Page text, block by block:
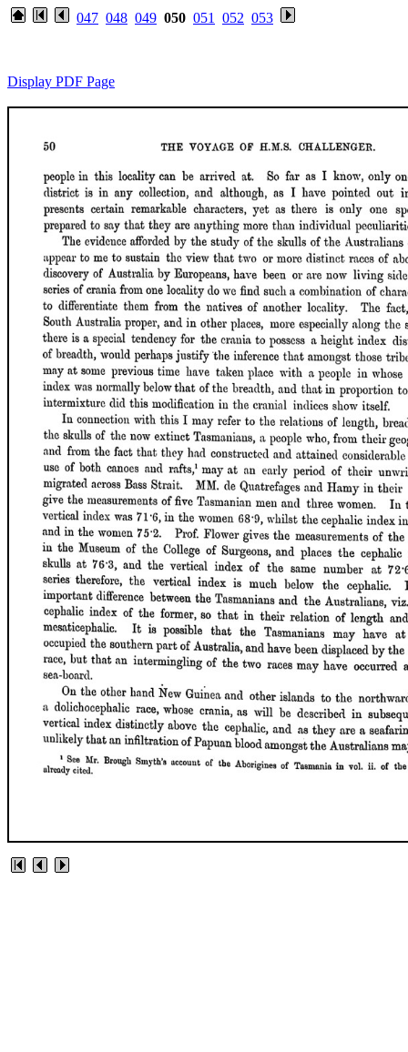
047 048 049 050 051 052 053
Display PDF Page